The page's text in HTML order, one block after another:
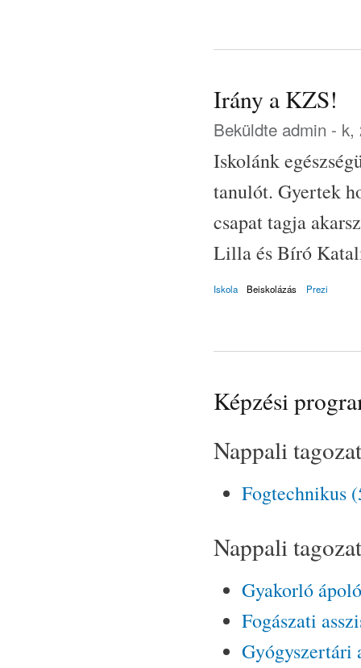
Irány a KZS!
Beküldte admin - k,
Iskolánk
tanulót. Gyertek
csapat tagja
Lilla és Bíró
Iskola Beiskolázás Prezi
Képzési
Nappali
Fogtechnikus
Nappali
Gyakorló
Fogászati
Gyógyszertári